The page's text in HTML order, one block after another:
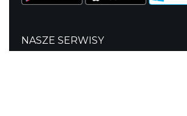
NASZE SERWISY